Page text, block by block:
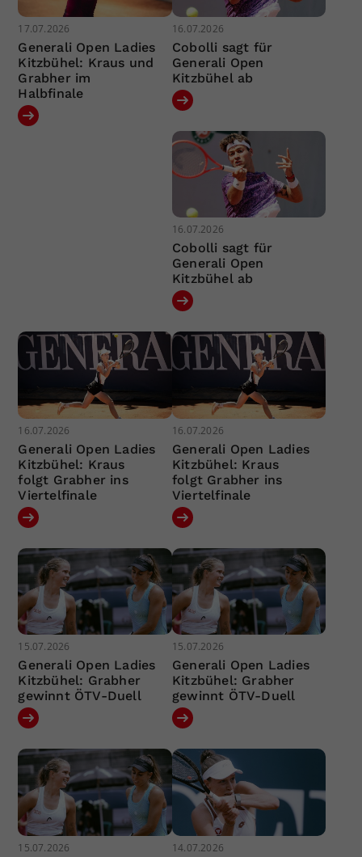
17.07.2026
Generali Open Ladies
Kitzbühel: Kraus und
Grabher im
Halbfinale
16.07.2026
Cobolli sagt für
Generali Open
Kitzbühel ab
16.07.2026
Cobolli sagt für
Generali Open
Kitzbühel ab
16.07.2026
Generali Open Ladies
Kitzbühel: Kraus
folgt Grabher ins
Viertelfinale
16.07.2026
Generali Open Ladies
Kitzbühel: Kraus
folgt Grabher ins
Viertelfinale
15.07.2026
Generali Open Ladies
Kitzbühel: Grabher
gewinnt ÖTV-Duell
15.07.2026
Generali Open Ladies
Kitzbühel: Grabher
gewinnt ÖTV-Duell
15.07.2026 14.07.2026